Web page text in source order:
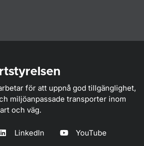
för att uppnå god tillgänglighet,
miljöanpassade transporter inom
och väg.
LinkedIn YouTube